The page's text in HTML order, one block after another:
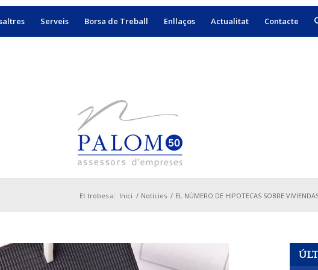
Serveis Borsa de Treball Enllaços Actualitat Contacte
Et trobes a: Inici / Notícies / EL NÚMERO DE HIPOTECAS SOBRE